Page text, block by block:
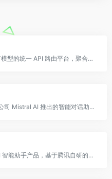
OpenRouter 是一个 AI 大语言模型的统一 API 路由平台，聚合了来自 OpenAI、Anthropic、Google、Meta、Mistral 等
Mistral Le Chat 是由法国 AI 公司 Mistral AI 推出的智能对话助手，基于其自研的高性能大语言模型构建。
腾讯元宝是腾讯公司推出的 AI 智能助手产品，基于腾讯自研的混元大模型构建，于 2024 年正式上线。